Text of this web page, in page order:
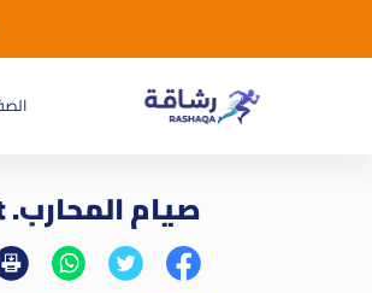
صيام المحارب. warrior diet